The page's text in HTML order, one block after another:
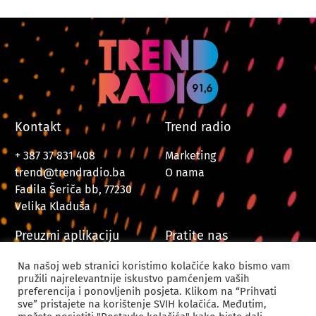
Kontakt
+ 387 37 831 408
trend@trendradio.ba
Fadila Šeriča bb, 77230
Velika Kladuša
Trend radio
Marketing
O nama
Preuzmi aplikaciju Pratite nas
Na našoj web stranici koristimo kolačiće kako bismo vam
pružili najrelevantnije iskustvo pamćenjem vaših
preferencija i ponovljenih posjeta. Klikom na “Prihvati
sve” pristajete na korištenje SVIH kolačića. Međutim,